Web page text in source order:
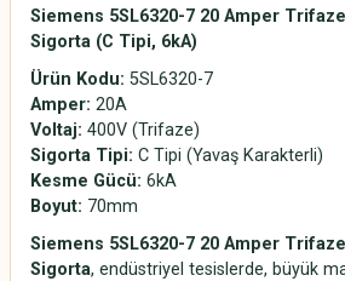
Siemens 5SL6320-7 20 Amper
Sigorta (C Tipi, 6kA)
Ürün Kodu: 5SL6320-7
Amper: 20A
Voltaj: 400V (Trifaze)
Sigorta Tipi: C Tipi (Yavaş Karakterli)
Kesme Gücü: 6kA
Boyut: 70mm
Siemens 5SL6320-7 20 Amper
Sigorta, endüstriyel tesislerde, büyük